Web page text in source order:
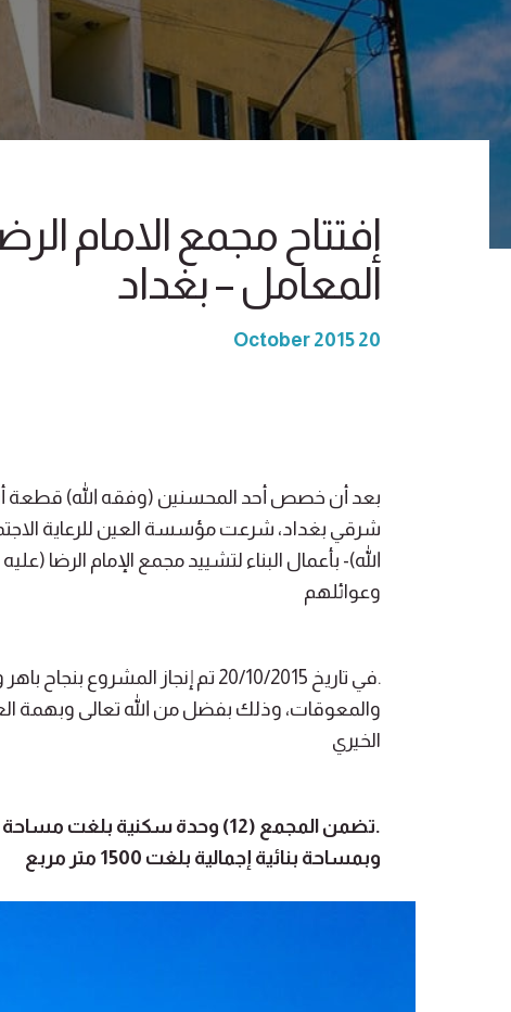
إفتتاح مجمع الامام
المعامل – بغداد
20 October 2015
شرقي بغداد، شرعت مؤسسة العين للرعاية
الله)- بأعمال البناء لتشييد مجمع الإمام الرضا
وعوائلهم
.في تاريخ 20/10/2015 تم إنجاز
والمعوقات، وذلك بفضل من الله تعالى وبهمة
الخيري
وبمساحة بنائية إجمالية بلغت 1500 متر مربع